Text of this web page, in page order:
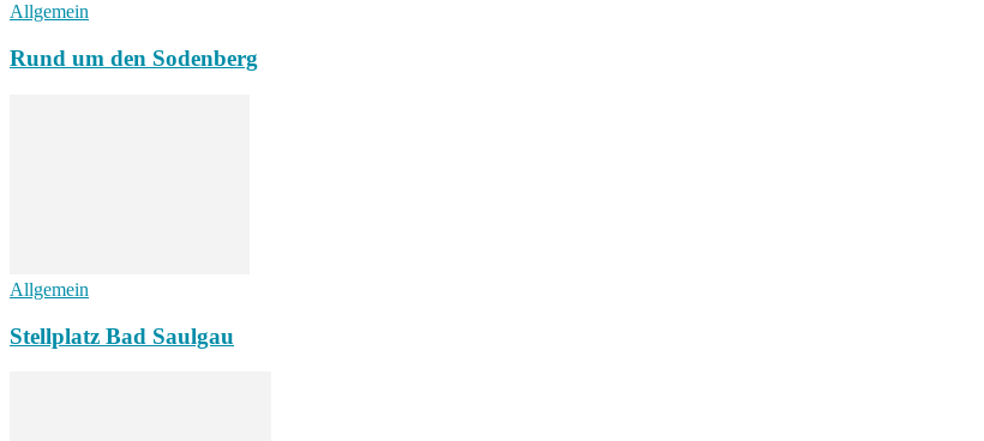
Allgemein
Rund um den Sodenberg
Allgemein
Stellplatz Bad Saulgau